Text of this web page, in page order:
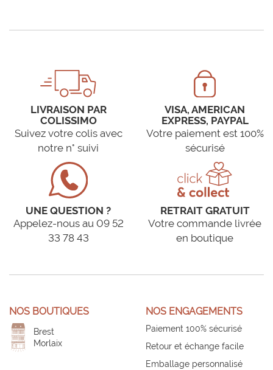
LIVRAISON PAR
COLISSIMO
Suivez votre colis avec
notre n° suivi
VISA, AMERICAN
EXPRESS, PAYPAL
Votre paiement est 100%
sécurisé
UNE QUESTION ?
Appelez-nous au 09 52
33 78 43
RETRAIT GRATUIT
Votre commande livrée
en boutique
NOS BOUTIQUES
Brest
Morlaix
NOS ENGAGEMENTS
Paiement 100% sécurisé
Retour et échange facile
Emballage personnalisé